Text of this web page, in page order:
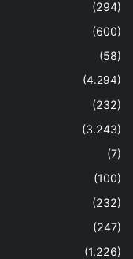
(294)
(600)
(58)
(4.294)
(232)
(3.243)
(7)
(100)
(232)
(247)
(1.226)